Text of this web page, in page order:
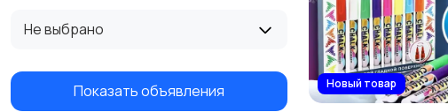
Не выбрано
Показать объявления Новый товар